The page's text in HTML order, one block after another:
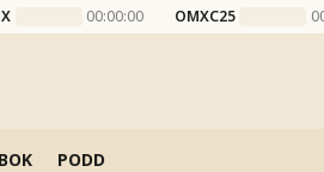
00:00:00 OMXC25
BOK PODD